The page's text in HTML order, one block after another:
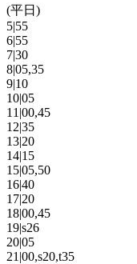
(平日)
5|55
6|55
7|30
8|05,35
9|10
10|05
11|00,45
12|35
13|20
14|15
15|05,50
16|40
17|20
18|00,45
19|s26
20|05
21|00,s20,t35